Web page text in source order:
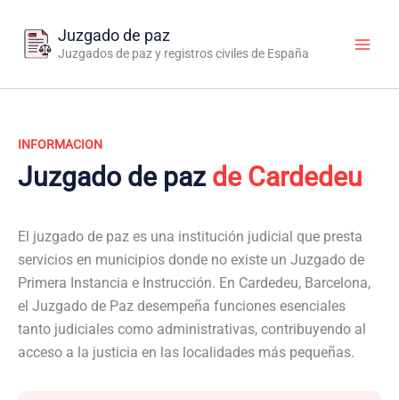
contenido
Juzgado de paz
Juzgados de paz y registros civiles de España
INFORMACION
Juzgado de paz de Cardedeu
El juzgado de paz es una institución judicial que presta
servicios en municipios donde no existe un Juzgado de
Primera Instancia e Instrucción. En Cardedeu, Barcelona,
el Juzgado de Paz desempeña funciones esenciales
tanto judiciales como administrativas, contribuyendo al
acceso a la justicia en las localidades más pequeñas.